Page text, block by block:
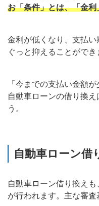
お「条件」とは、「金
金利が低くなり、支払
ぐっと抑えることができ
「今までの支払い金額
自動車ローンの借り換
う。
自動車ローン借
自動車ローン借り換え
が行われます。主な審査